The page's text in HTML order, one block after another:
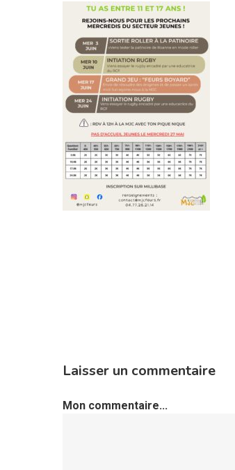
Laisser un commentaire
Mon commentaire...